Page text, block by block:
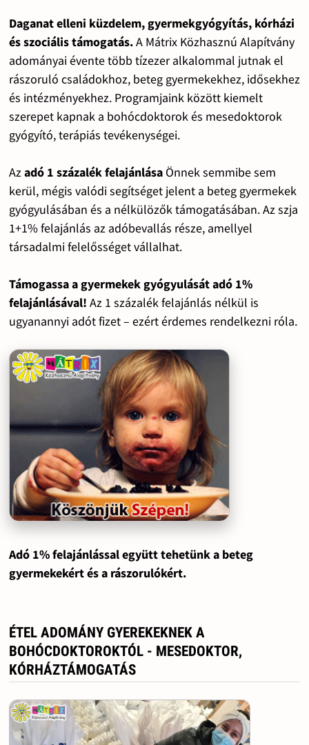
Daganat elleni küzdelem, gyermekgyógyítás, kórházi
és szociális támogatás.A Mátrix Közhasznú Alapítvány
adományai évente több tízezer alkalommal jutnak el
rászoruló családokhoz, beteg gyermekekhez, idősekhez
és intézményekhez. Programjaink között kiemelt
szerepet kapnak a bohócdoktorok és mesedoktorok
gyógyító, terápiás tevékenységei.
Azadó 1 százalék felajánlásaÖnnek semmibe sem
kerül, mégis valódi segítséget jelent a beteg gyermekek
gyógyulásában és a nélkülözők támogatásában. Az szja
1+1% felajánlás az adóbevallás része, amellyel
társadalmi felelősséget vállalhat.
Támogassa a gyermekek gyógyulását adó 1%
felajánlásával! Az 1 százalék felajánlás nélkül is
ugyanannyi adót fizet – ezért érdemes rendelkezni róla.
Adó 1% felajánlással együtt tehetünk a beteg
gyermekekért és a rászorulókért.
ÉTEL ADOMÁNY GYEREKEKNEK A
BOHÓCDOKTOROKTÓL - MESEDOKTOR,
KÓRHÁZTÁMOGATÁS